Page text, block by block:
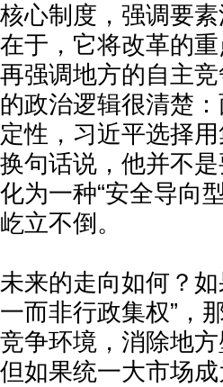
核心制度，强调要
在于，它将改革的重
再强调地方的自主
的政治逻辑很清楚
定性，习近平选择
换句话说，他并不
化为一种“安全导向
屹立不倒。
未来的走向如何？
一而非行政集权”，
竞争环境，消除地
但如果统一大市场